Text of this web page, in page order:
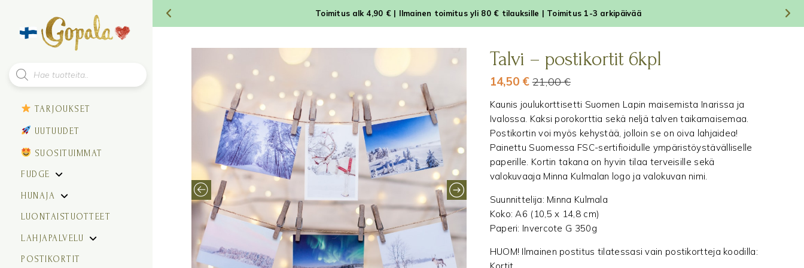
Toimitus alk 4,90 € | Ilmainen toimitus yli 80 € tilauksille | Toimitus 1-3 arkipäivää
Products
search
TARJOUKSET
UUTUUDET
SUOSITUIMMAT
FUDGE
HUNAJA
LUONTAISTUOTTEET
LAHJAPALVELU
POSTIKORTIT
Talvi – postikortit 6kpl
14,50 € 21,00€
Kaunis joulukorttisetti Suomen Lapin maisemista Inarissa ja
Ivalossa. Kaksi porokorttia sekä neljä talven taikamaisemaa.
Postikortin voi myös kehystää, jolloin se on oiva lahjaidea!
Painettu Suomessa FSC-sertifioidulle ympäristöystävälliselle
paperille. Kortin takana on hyvin tilaa terveisille sekä
valokuvaaja Minna Kulmalan logo ja valokuvan nimi.
Suunnittelija: Minna Kulmala
Koko: A6 (10,5 x 14,8 cm)
Paperi: Invercote G 350g
HUOM! Ilmainen postitus tilatessasi vain postikortteja koodilla:
Kortit